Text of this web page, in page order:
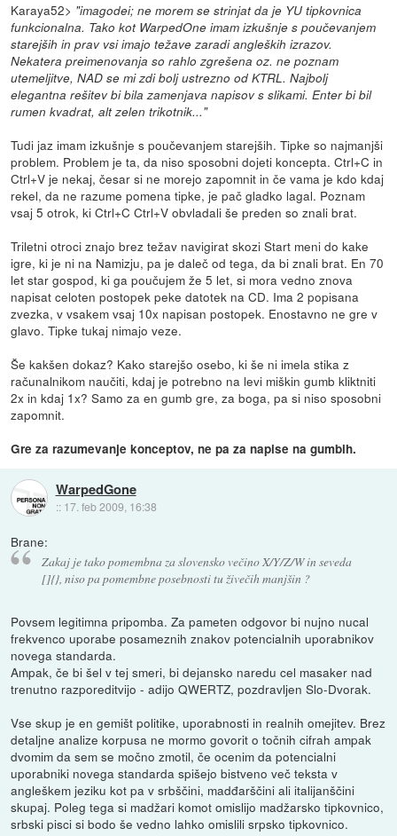
Karaya52> "imagodei; ne morem se strinjat da je YU tipkovnica
funkcionalna. Tako kot WarpedOne imam izkušnje s poučevanjem
starejših in prav vsi imajo težave zaradi angleških izrazov.
Nekatera preimenovanja so rahlo zgrešena oz. ne poznam
utemeljitve, NAD se mi zdi bolj ustrezno od KTRL. Najbolj
elegantna rešitev bi bila zamenjava napisov s slikami. Enter bi bil
rumen kvadrat, alt zelen trikotnik..."
Tudi jaz imam izkušnje s poučevanjem starejših. Tipke so najmanjši
problem. Problem je ta, da niso sposobni dojeti koncepta. Ctrl+C in
Ctrl+V je nekaj, česar si ne morejo zapomnit in če vama je kdo kdaj
rekel, da ne razume pomena tipke, je pač gladko lagal. Poznam
vsaj 5 otrok, ki Ctrl+C Ctrl+V obvladali še preden so znali brat.
Triletni otroci znajo brez težav navigirat skozi Start meni do kake
igre, ki je ni na Namizju, pa je daleč od tega, da bi znali brat. En 70
let star gospod, ki ga poučujem že 5 let, si mora vedno znova
napisat celoten postopek peke datotek na CD. Ima 2 popisana
zvezka, v vsakem vsaj 10x napisan postopek. Enostavno ne gre v
glavo. Tipke tukaj nimajo veze.
Še kakšen dokaz? Kako starejšo osebo, ki še ni imela stika z
računalnikom naučiti, kdaj je potrebno na levi miškin gumb kliktniti
2x in kdaj 1x? Samo za en gumb gre, za boga, pa si niso sposobni
zapomnit.
Gre za razumevanje konceptov, ne pa za napise na gumbih.
WarpedGone
:: 17. feb 2009, 16:38
Brane:
Zakaj je tako pomembna za slovensko večino X/Y/Z/W in seveda
[]{}, niso pa pomembne posebnosti tu živečih manjšin ?
Povsem legitimna pripomba. Za pameten odgovor bi nujno nucal
frekvenco uporabe posameznih znakov potencialnih uporabnikov
novega standarda.
Ampak, če bi šel v tej smeri, bi dejansko naredu cel masaker nad
trenutno razporeditvijo - adijo QWERTZ, pozdravljen Slo-Dvorak.
Vse skup je en gemišt politike, uporabnosti in realnih omejitev. Brez
detaljne analize korpusa ne mormo govorit o točnih cifrah ampak
dvomim da sem se močno zmotil, če ocenim da potencialni
uporabniki novega standarda spišejo bistveno več teksta v
angleškem jeziku kot pa v srbščini, madđarščini ali italijanščini
skupaj. Poleg tega si madžari komot omislijo madžarsko tipkovnico,
srbski pisci si bodo še vedno lahko omislili srpsko tipkovnico.